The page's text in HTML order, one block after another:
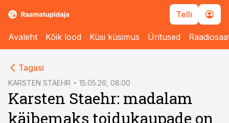
Telli
Avaleht Kõik lood Küsi küsimus Üritused
Tagasi
KARSTEN STAEHR 15.05.26, 08:00
Karsten Staehr: madalam
käibemaks toidukaupade on